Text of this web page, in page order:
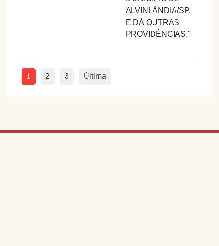
ALVINLÂNDIA/SP,
E DÁ OUTRAS
PROVIDÊNCIAS."
1 2 3 Última